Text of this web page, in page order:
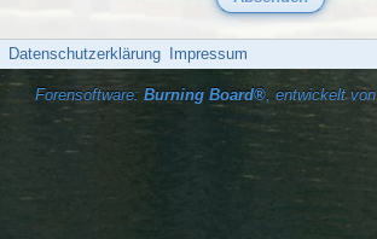
Datenschutzerklärung Impressum
Forensoftware: Burning Board®, entwickelt von